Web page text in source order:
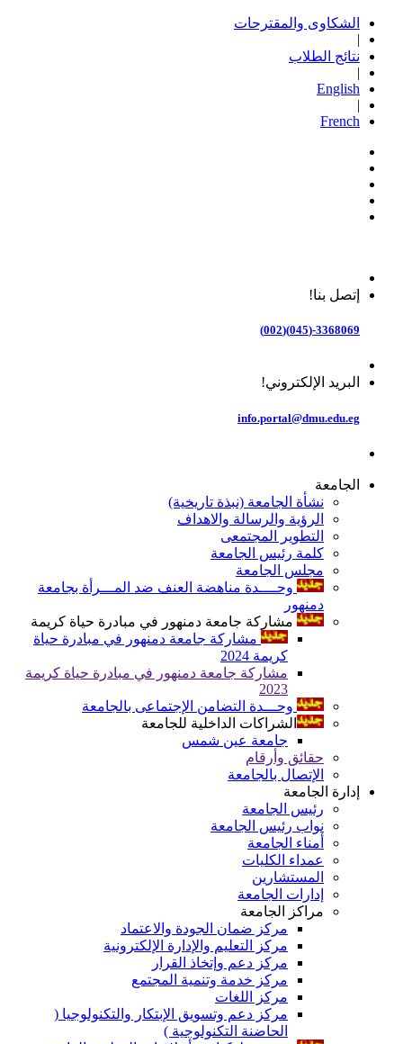
الشكاوى والمقترحات
|
نتائج الطلاب
|
English
|
French
إتصل بنا!
3368069-(045)(002)
البريد الإلكتروني!
info.portal@dmu.edu.eg
الجامعة
نشأة الجامعة (نبذة تاريخية)
الرؤية والرسالة والاهداف
التطوير المجتمعى
كلمة رئيس الجامعة
مجلس الجامعة
وحــــدة مناهضة العنف ضد المـــرأة بجامعة
دمنهور
مشاركة جامعة دمنهور في مبادرة حياة كريمة
مشاركة جامعة دمنهور في مبادرة حياة
كريمة 2024
مشاركة جامعة دمنهور في مبادرة حياة كريمة
2023
وحـــدة التضامن الإجتماعى بالجامعة
الشراكات الداخلية للجامعة
جامعة عين شمس
حقائق وأرقام
الإتصال بالجامعة
إدارة الجامعة
رئيس الجامعة
نواب رئيس الجامعة
أمناء الجامعة
عمداء الكليات
المستشارين
إدارات الجامعة
مراكز الجامعة
مركز ضمان الجودة والاعتماد
مركز التعليم والإدارة الإلكترونية
مركز دعم وإتخاذ القرار
مركز خدمة وتنمية المجتمع
مركز اللغات
مركز دعم وتسويق الإبتكار والتكنولوجيا (
الحاضنة التكنولوجية )